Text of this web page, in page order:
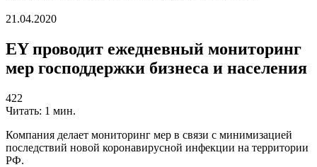
21.04.2020
EY проводит ежедневный мониторинг
мер господдержки бизнеса и населения
422
Читать: 1 мин.
Компания делает мониторинг мер в связи с минимизацией
последствий новой коронавирусной инфекции на территории
РФ.